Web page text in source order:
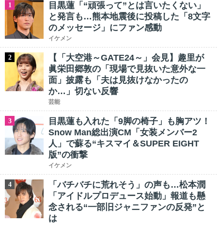
1
目黒蓮「“頑張って”とは言いたくない」
と発言も…熊本地震後に投稿した「8文字
のメッセージ」にファン感動
イケメン
2
【「大空港～GATE24～」会見】趣里が
眞栄田郷敦の「現場で見抜いた意外な一
面」披露も「夫は見抜けなかったの
か…」切ない反響
芸能
3
目黒蓮も入れた「9脚の椅子」も胸アツ！
Snow Man総出演CM「女装メンバー2
人」で蘇る“キスマイ＆SUPER EIGHT
版”の衝撃
イケメン
4
「バチバチに荒れそう」の声も…松本潤
「アイドルプロデュース始動」報道も懸
念される“一部旧ジャニファンの反発”と
は